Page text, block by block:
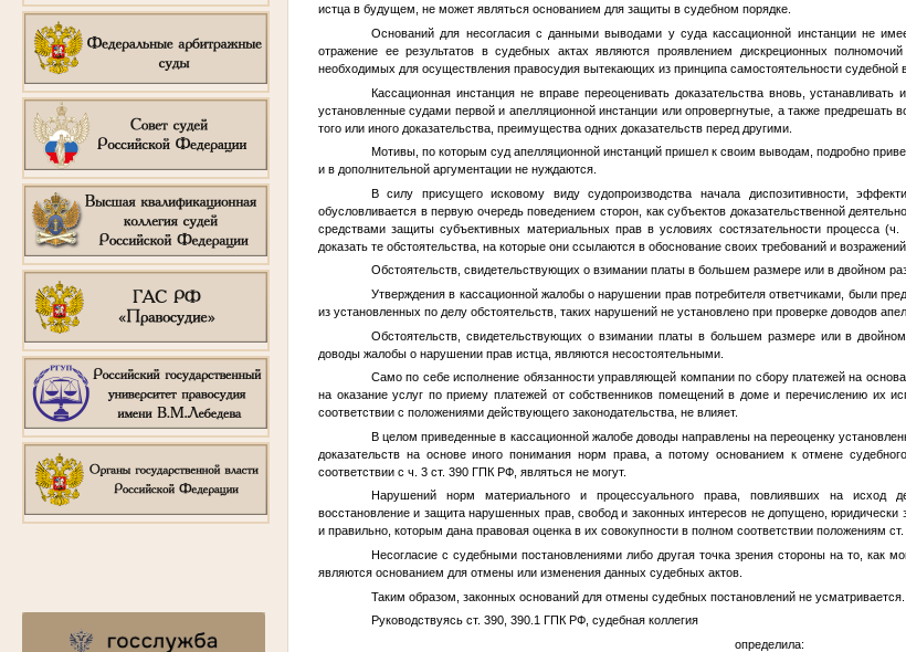
истца в будущем, не может являться основанием для защиты в судебном порядке.
Оснований для несогласия с данными выводами у суда кассационной инстанции не
отражение ее результатов в судебных актах являются проявлением дискреционных
необходимых для осуществления правосудия вытекающих из принципа самостоятельности судебной
Кассационная инстанция не вправе переоценивать доказательства вновь, устанавливать
установленные судами первой и апелляционной инстанции или опровергнутые, а также предрешать
того или иного доказательства, преимущества одних доказательств перед другими.
Мотивы, по которым суд апелляционной инстанций пришел к своим выводам, подробно
и в дополнительной аргументации не нуждаются.
В силу присущего исковому виду судопроизводства начала диспозитивности,
обусловливается в первую очередь поведением сторон, как субъектов доказательственной
средствами защиты субъективных материальных прав в условиях состязательности процесса
доказать те обстоятельства, на которые они ссылаются в обоснование своих требований и
Обстоятельств, свидетельствующих о взимании платы в большем размере или в двойном
Утверждения в кассационной жалобы о нарушении прав потребителя ответчиками, были
из установленных по делу обстоятельств, таких нарушений не установлено при проверке доводов
Обстоятельств, свидетельствующих о взимании платы в большем размере или в
доводы жалобы о нарушении прав истца, являются несостоятельными.
Само по себе исполнение обязанности управляющей компании по сбору платежей на
на оказание услуг по приему платежей от собственников помещений в доме и перечислению их
соответствии с положениями действующего законодательства, не влияет.
В целом приведенные в кассационной жалобе доводы направлены на переоценку
доказательств на основе иного понимания норм права, а потому основанием к отмене
соответствии с ч. 3 ст. 390 ГПК РФ, являться не могут.
Нарушений норм материального и процессуального права, повлиявших на исход
восстановление и защита нарушенных прав, свобод и законных интересов не допущено, юридически
и правильно, которым дана правовая оценка в их совокупности в полном соответствии положениям
Несогласие с судебными постановлениями либо другая точка зрения стороны на то, как
являются основанием для отмены или изменения данных судебных актов.
Таким образом, законных оснований для отмены судебных постановлений не усматривается.
Руководствуясь ст. 390, 390.1 ГПК РФ, судебная коллегия
определила: